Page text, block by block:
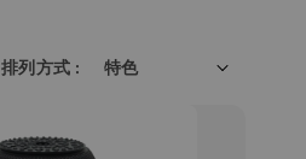
排列方式 :